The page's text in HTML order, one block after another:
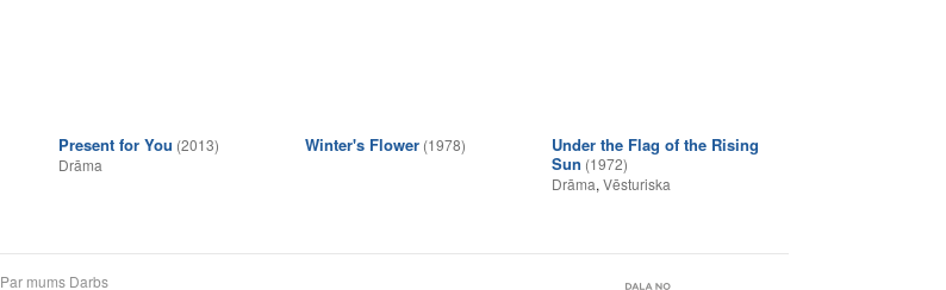
Present for You (2013)
Drāma
Winter's Flower (1978)
Under the Flag of the Rising
Sun (1972)
Drāma, Vēsturiska
Par mums Darbs